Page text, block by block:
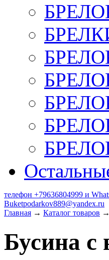
телефон +79636804999 и
Buketpodarkov889@yandex.ru
Главная → Каталог товаров →
Бусина